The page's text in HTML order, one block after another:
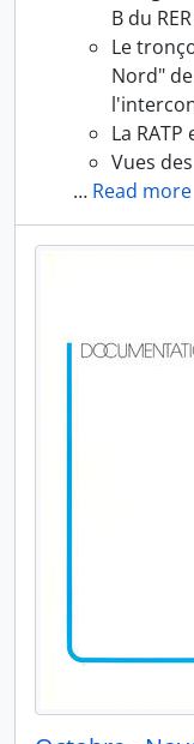
B du
Le
Nord"
La RATP
Vues des
… Read more